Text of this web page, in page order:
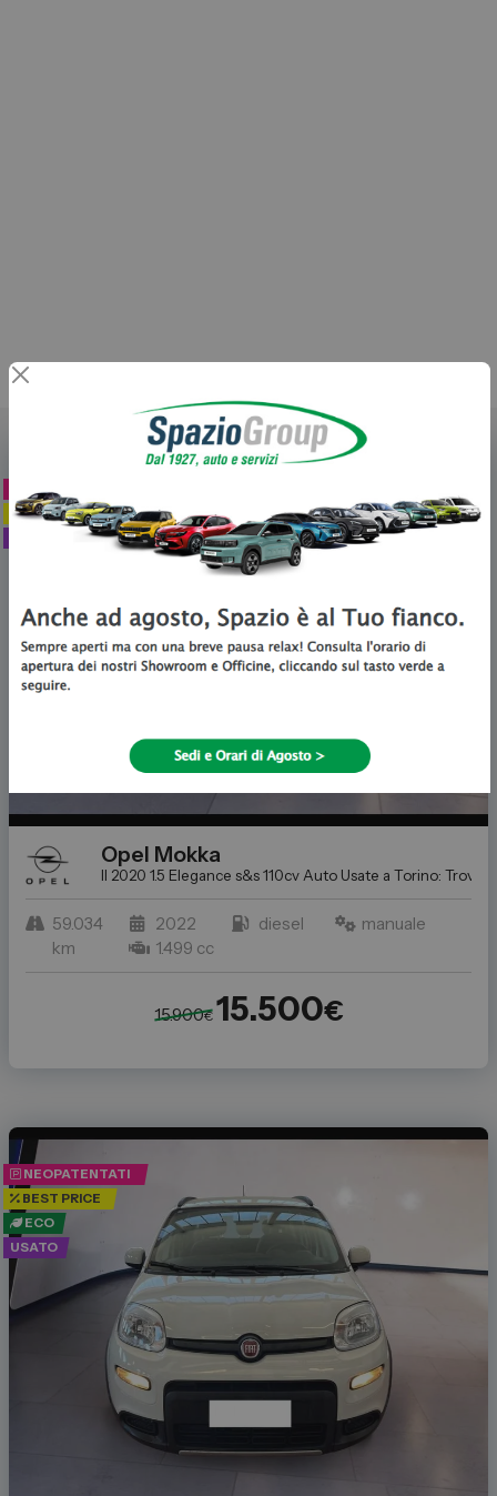
NEOPATENTATI
BEST PRICE
Opel Mokka
II 2020 1.5 Elegance s&s 110cvAuto Usate a Torino: Trova
59.034
km
2022 diesel
manuale
1.499 cc
15.900€ 15.500€
NEOPATENTATI
BEST PRICE
ECO
USATO